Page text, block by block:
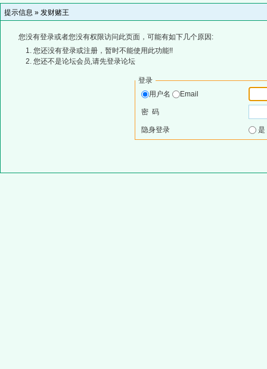
提示信息 » 发财赌王
您没有登录或者您没有权限访问此页面，可能有如下几个原因:
您还没有登录或注册，暂时不能使用此功能!!
您还不是论坛会员,请先登录论坛
登录
用户名
Email
密 码
隐身登录